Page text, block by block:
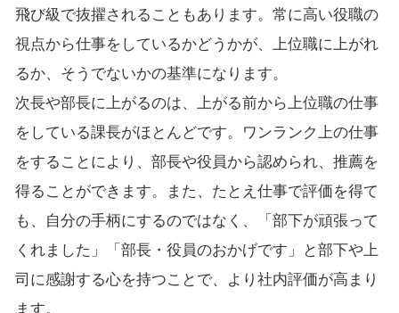
飛び級で抜擢されることもあります。常に高い役職の
視点から仕事をしているかどうかが、上位職に上がれ
るか、そうでないかの基準になります。
次長や部長に上がるのは、上がる前から上位職の仕事
をしている課長がほとんどです。ワンランク上の仕事
をすることにより、部長や役員から認められ、推薦を
得ることができます。また、たとえ仕事で評価を得て
も、自分の手柄にするのではなく、「部下が頑張って
くれました」「部長・役員のおかげです」と部下や上
司に感謝する心を持つことで、より社内評価が高まり
ます。